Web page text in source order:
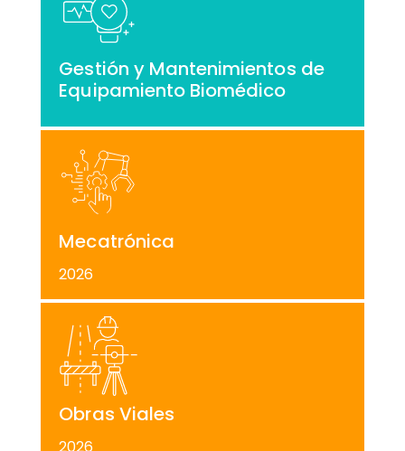
Gestión y Mantenimientos de
Equipamiento Biomédico
Mecatrónica
2026
Obras Viales